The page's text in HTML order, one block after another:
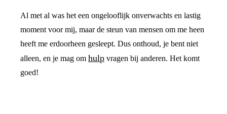
Al met al was het een ongelooflijk onverwachts en lastig
moment voor mij, maar de steun van mensen om me heen
heeft me erdoorheen gesleept. Dus onthoud, je bent niet
alleen, en je mag om hulp vragen bij anderen. Het komt
goed!